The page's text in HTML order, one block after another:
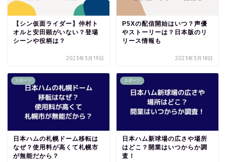
【シン仮面ライダー】仲村ト
オルと安田顕がいない？登場
シーンや役柄は？
2023年3月19日
P5Xの配信開始はいつ？声優
やストーリーは？日本版のリ
リース情報も
2023年3月18日
スポーツ
日本ハムの札幌ドーム移転は
なぜ？使用料が高くて札幌市
が無能だから？
スポーツ
日本ハム新球場の広さや場所
はどこ？開業はいつからか調
査！